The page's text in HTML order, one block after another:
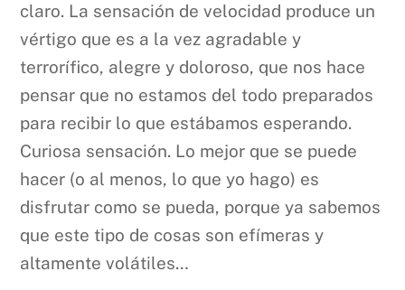
claro. La sensación de velocidad produce un
vértigo que es a la vez agradable y
terrorífico, alegre y doloroso, que nos hace
pensar que no estamos del todo preparados
para recibir lo que estábamos esperando.
Curiosa sensación. Lo mejor que se puede
hacer (o al menos, lo que yo hago) es
disfrutar como se pueda, porque ya sabemos
que este tipo de cosas son efímeras y
altamente volátiles…